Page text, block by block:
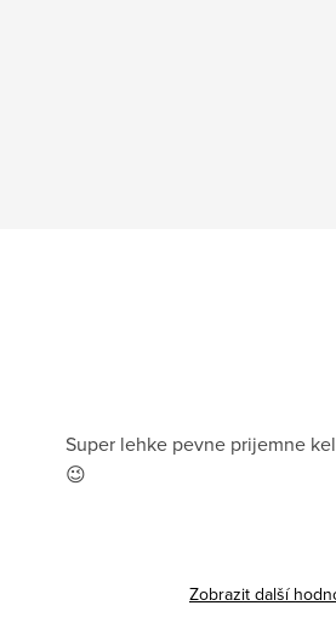
Super lehke pevne prijemne
😉
Zobrazit další